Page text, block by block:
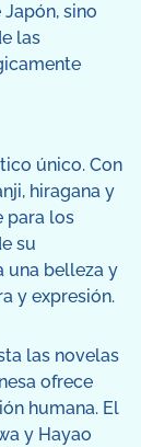
sino
las
único. Con
hiragana y
para los
su
una belleza y
y expresión.
las novelas
ofrece
humana. El
y Hayao